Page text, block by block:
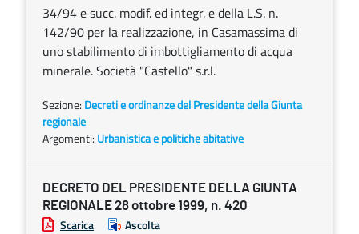
34/94 e succ. modif. ed integr. e della L.S. n.
142/90 per la realizzazione, in Casamassima di
uno stabilimento di imbottigliamento di acqua
minerale. Società "Castello" s.r.l.
Sezione: Decreti e ordinanze del Presidente della Giunta
regionale
Argomenti: Urbanistica e politiche abitative
DECRETO DEL PRESIDENTE DELLA GIUNTA
REGIONALE 28 ottobre 1999, n. 420
Scarica Ascolta